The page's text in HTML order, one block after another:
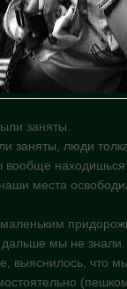
заняты.
заняты, люди
вообще
места
мы не
выяснилось, что